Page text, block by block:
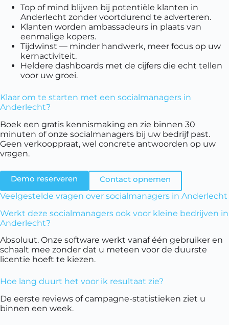
Top of mind blijven bij potentiële klanten in
Anderlecht zonder voortdurend te adverteren.
Klanten worden ambassadeurs in plaats van
eenmalige kopers.
Tijdwinst — minder handwerk, meer focus op uw
kernactiviteit.
Heldere dashboards met de cijfers die echt tellen
voor uw groei.
Klaar om te starten met een socialmanagers in
Anderlecht?
Boek een gratis kennismaking en zie binnen 30
minuten of onze socialmanagers bij uw bedrijf past.
Geen verkooppraat, wel concrete antwoorden op uw
vragen.
Demo reserveren
Contact opnemen
Veelgestelde vragen over socialmanagers in Anderlecht
Werkt deze socialmanagers ook voor kleine bedrijven in
Anderlecht?
Absoluut. Onze software werkt vanaf één gebruiker en
schaalt mee zonder dat u meteen voor de duurste
licentie hoeft te kiezen.
Hoe lang duurt het voor ik resultaat zie?
De eerste reviews of campagne-statistieken ziet u
binnen een week.